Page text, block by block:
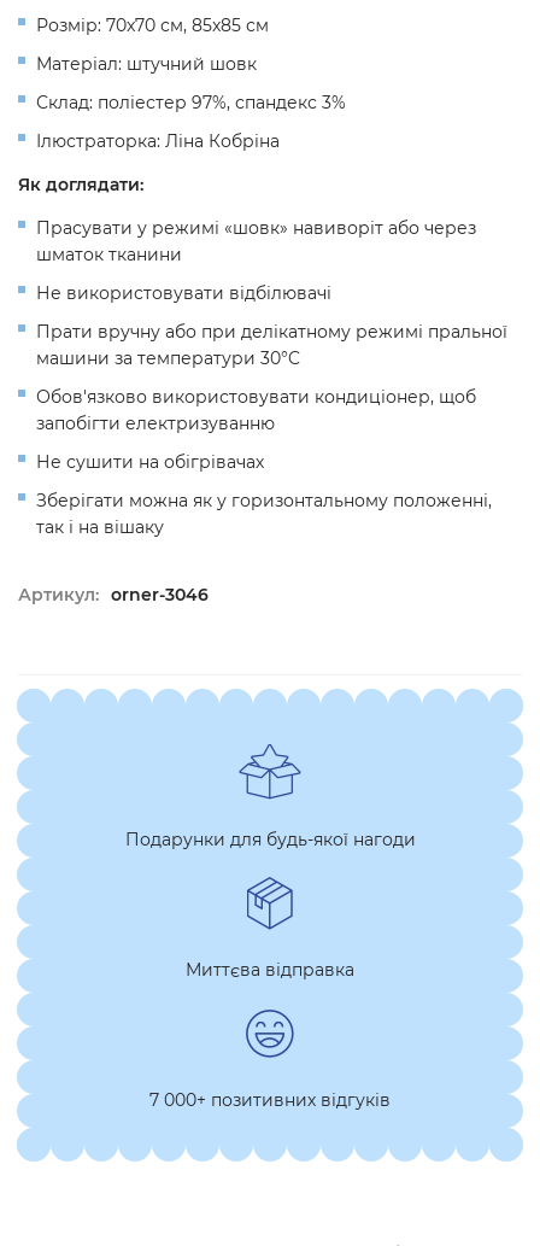
Розмір: 70x70 см, 85x85 см
Матеріал: штучний шовк
Склад: поліестер 97%, спандекс 3%
Ілюстраторка: Ліна Кобріна
Як доглядати:
Прасувати у режимі «шовк» навиворіт або через
шматок тканини
Не використовувати відбілювачі
Прати вручну або при делікатному режимі пральної
машини за температури 30°C
Обов'язково використовувати кондиціонер, щоб
запобігти електризуванню
Не сушити на обігрівачах
Зберігати можна як у горизонтальному положенні,
так і на вішаку
Артикул: orner-3046
Подарунки для будь-якої нагоди
Миттєва відправка
7 000+ позитивних відгуків